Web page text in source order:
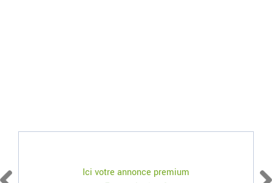
Ici votre annonce premium